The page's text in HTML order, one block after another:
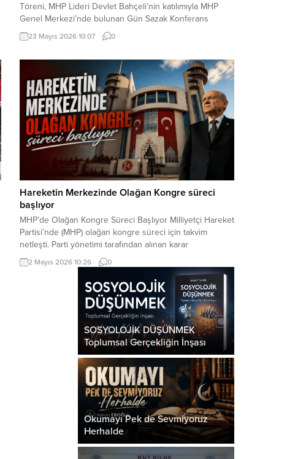
Töreni, MHP Lideri Devlet Bahçeli’nin katılımıyla MHP
Genel Merkezi’nde bulunan Gün Sazak Konferans
Salonu’nda gerçekleştirildi. Törende konuşan MHP Lideri
Devlet Bahçeli, gündeme ilişkin önemli
Arkadaşlarım, Muhterem Hanımefendiler, Beyefendiler,
Sertifika Almaya Hak Kazanmış Değerli Kardeşlerim,
Sayın Basın Mensupları, Türkçe...
23 Mayıs 2026 10:07 0
Hareketin Merkezinde Olağan Kongre süreci
başlıyor
MHP’de Olağan Kongre Süreci Başlıyor Milliyetçi Hareket
Partisi’nde (MHP) olağan kongre süreci için takvim
netleşti. Parti yönetimi tarafından alınan karar
doğrultusunda, teşkilat kongreleri Mayıs ayında
başlatılacak. İlçe ve İl Kongreleri Başlıyor MHP Genel
Başkan Yardımcısı Semih Yalçın tarafından yapılan
açıklamada, 27 Nisan 2026 tarihinde gerçekleştirilen
Merkez Yönetim Kurulu toplantısında kongre...
2 Mayıs 2026 10:26 0
SOSYOLOJİK DÜŞÜNMEK
Toplumsal Gerçekliğin İnşası
Okumayı Pek de Sevmiyoruz
Herhalde